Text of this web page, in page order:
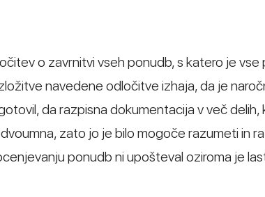
o zavrnitvi vseh ponudb, s katero je
navedene odločitve izhaja, da je
da razpisna dokumentacija v več delih,
zato jo je bilo mogoče razumeti in
ponudb ni upošteval oziroma je